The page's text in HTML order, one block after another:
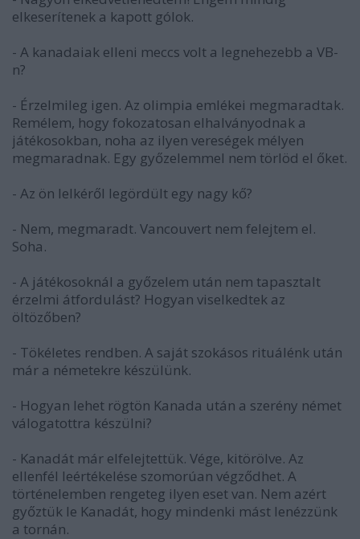
elkeserítenek a kapott gólok.
- A kanadaiak elleni meccs volt a legnehezebb a VB-
n?
- Érzelmileg igen. Az olimpia emlékei megmaradtak.
Remélem, hogy fokozatosan elhalványodnak a
játékosokban, noha az ilyen vereségek mélyen
megmaradnak. Egy győzelemmel nem törlöd el őket.
- Az ön lelkéről legördült egy nagy kő?
- Nem, megmaradt. Vancouvert nem felejtem el.
Soha.
- A játékosoknál a győzelem után nem tapasztalt
érzelmi átfordulást? Hogyan viselkedtek az
öltözőben?
- Tökéletes rendben. A saját szokásos rituálénk után
már a németekre készülünk.
- Hogyan lehet rögtön Kanada után a szerény német
válogatottra készülni?
- Kanadát már elfelejtettük. Vége, kitörölve. Az
ellenfél leértékelése szomorúan végződhet. A
történelemben rengeteg ilyen eset van. Nem azért
győztük le Kanadát, hogy mindenki mást lenézzünk
a tornán.